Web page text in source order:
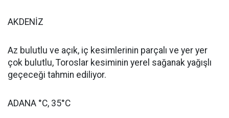
AKDENİZ
Az bulutlu ve açık, iç kesimlerinin parçalı ve yer yer
çok bulutlu, Toroslar kesiminin yerel sağanak yağışlı
geçeceği tahmin ediliyor.
ADANA °C, 35°C